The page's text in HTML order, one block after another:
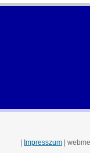
Impresszum |